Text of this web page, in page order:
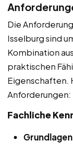
Die
Isselburg sind
Kombination
praktischen
Eigenschaften.
Anforderungen:
Fachliche